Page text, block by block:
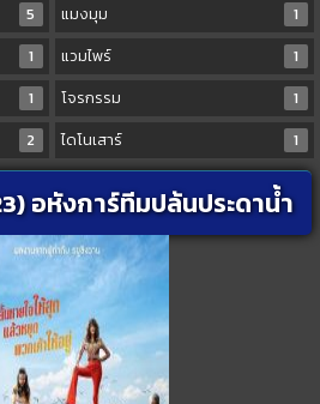
5 แมงมุม
1
1 แวมไพร์
1
1 โจรกรรม
1
2 ไดโนเสาร์ 1
อหังการ์ทีมปล้นประดาน้ำ